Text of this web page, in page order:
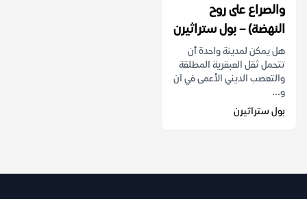
والصراع على روح
النهضة) – بول ستراثيرن
هل يمكن لمدينة واحدة أن
تتحمل ثقل العبقرية المطلقة
والتعصب الديني الأعمى في آن
و...
بول ستراثيرن